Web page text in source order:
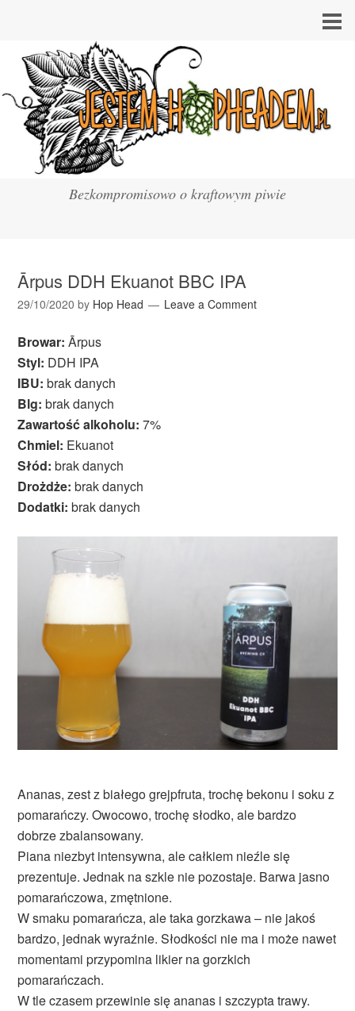
Bezkompromisowo o kraftowym piwie
Ārpus DDH Ekuanot BBC IPA
29/10/2020 by Hop Head Leave a Comment
Browar: Ārpus
Styl: DDH IPA
IBU: brak danych
Blg: brak danych
Zawartość alkoholu: 7%
Chmiel: Ekuanot
Słód: brak danych
Drożdże: brak danych
Dodatki: brak danych
Ananas, zest z białego grejpfruta, trochę bekonu i soku z
pomarańczy. Owocowo, trochę słodko, ale bardzo
dobrze zbalansowany.
Piana niezbyt intensywna, ale całkiem nieźle się
prezentuje. Jednak na szkle nie pozostaje. Barwa jasno
pomarańczowa, zmętnione.
W smaku pomarańcza, ale taka gorzkawa – nie jakoś
bardzo, jednak wyraźnie. Słodkości nie ma i może nawet
momentami przypomina likier na gorzkich
pomarańczach.
W tle czasem przewinie się ananas i szczypta trawy.